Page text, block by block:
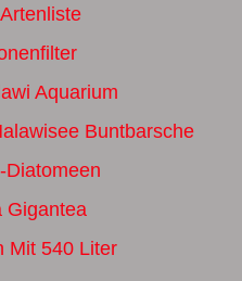
Aquarium
Buntbarsche
Diatomeen
Gigantea
Mit 540 Liter